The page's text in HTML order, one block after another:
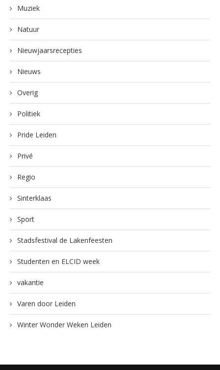
Muziek
Natuur
Nieuwjaarsrecepties
Nieuws
Overig
Politiek
Pride Leiden
Privé
Regio
Sinterklaas
Sport
Stadsfestival de Lakenfeesten
Studenten en ELCID week
vakantie
Varen door Leiden
Winter Wonder Weken Leiden